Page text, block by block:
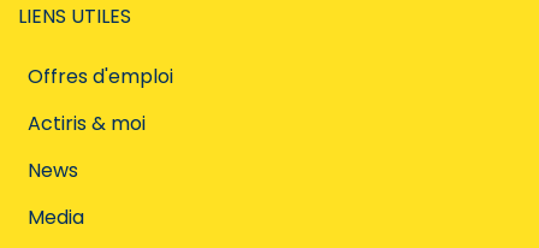
LIENS UTILES
Offres d'emploi
Actiris & moi
News
Media